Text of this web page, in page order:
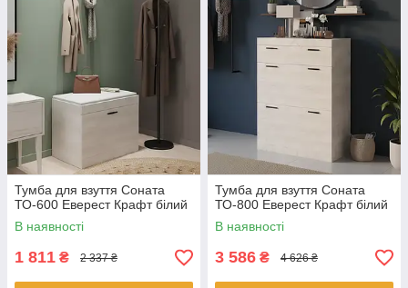
Тумба для взуття Соната
ТО-600 Еверест Крафт білий
В наявності
1 811 ₴ 2 337 ₴
Тумба для взуття Соната
ТО-800 Еверест Крафт білий
В наявності
3 586 ₴ 4 626 ₴